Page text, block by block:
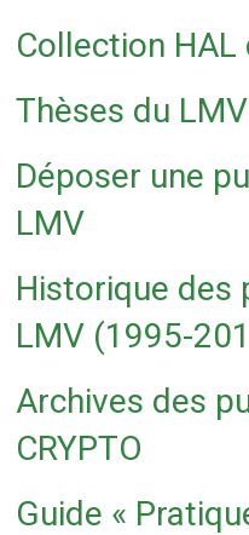
Collection
Thèses du
Déposer une
LMV
Historique des
LMV (1995-
Archives des
CRYPTO
Guide «